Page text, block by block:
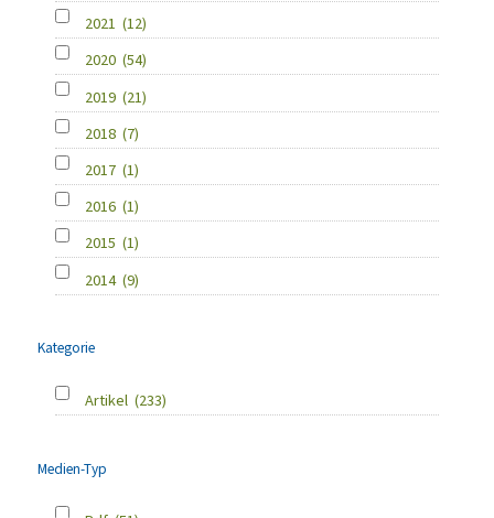
2021 (12)
2020 (54)
2019 (21)
2018 (7)
2017 (1)
2016 (1)
2015 (1)
2014 (9)
Kategorie
Artikel (233)
Medien-Typ